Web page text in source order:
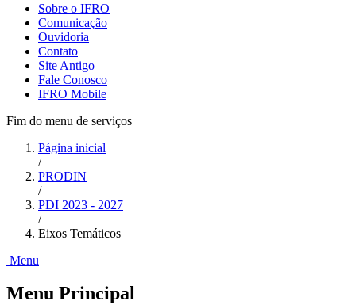
Sobre o IFRO
Comunicação
Ouvidoria
Contato
Site Antigo
Fale Conosco
IFRO Mobile
Fim do menu de serviços
Página inicial
/
PRODIN
/
PDI 2023 - 2027
/
Eixos Temáticos
Menu
Menu Principal